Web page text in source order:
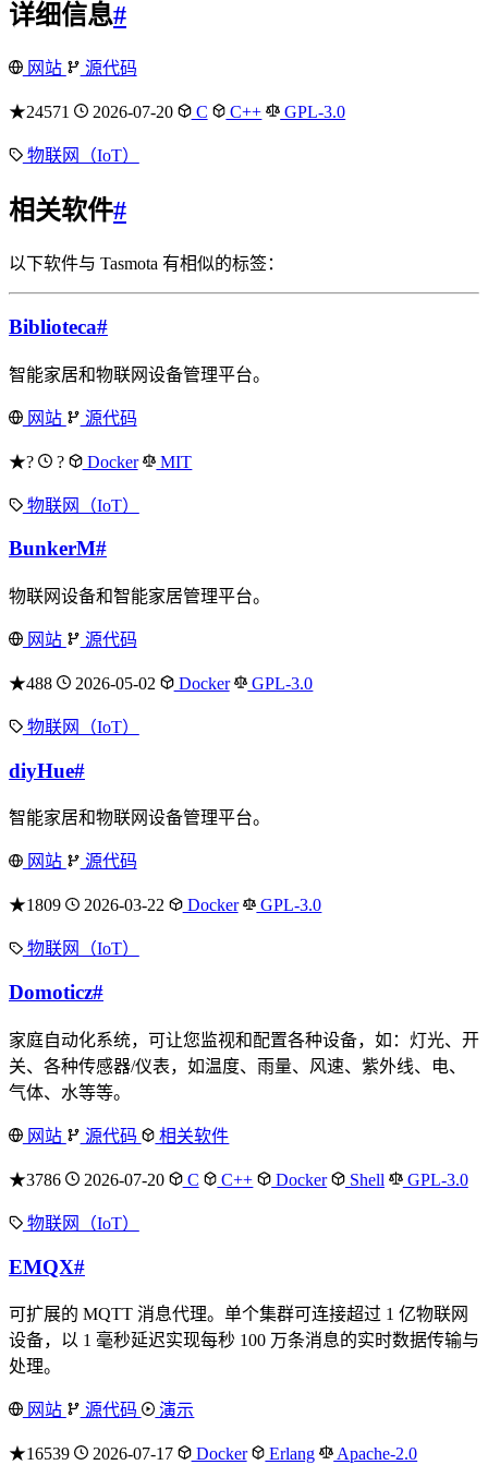
详细信息#
网站 源代码
★24571 2026-07-20 C C++ GPL-3.0
物联网（IoT）
相关软件#
以下软件与 Tasmota 有相似的标签：
Biblioteca#
智能家居和物联网设备管理平台。
网站 源代码
★? ? Docker MIT
物联网（IoT）
BunkerM#
物联网设备和智能家居管理平台。
网站 源代码
★488 2026-05-02 Docker GPL-3.0
物联网（IoT）
diyHue#
智能家居和物联网设备管理平台。
网站 源代码
★1809 2026-03-22 Docker GPL-3.0
物联网（IoT）
Domoticz#
家庭自动化系统，可让您监视和配置各种设备，如：灯光、开
关、各种传感器/仪表，如温度、雨量、风速、紫外线、电、
气体、水等等。
网站 源代码 相关软件
★3786 2026-07-20 C C++ Docker Shell GPL-3.0
物联网（IoT）
EMQX#
可扩展的 MQTT 消息代理。单个集群可连接超过 1 亿物联网
设备，以 1 毫秒延迟实现每秒 100 万条消息的实时数据传输与
处理。
网站 源代码 演示
★16539 2026-07-17 Docker Erlang Apache-2.0